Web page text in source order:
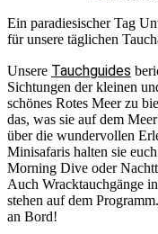
Ein paradiesischer Tag
für unsere täglichen
Unsere Tauchguides
Sichtungen der kleinen
schönes Rotes Meer zu
das, was sie auf dem
über die wundervollen
Minisafaris halten sie
Morning Dive oder
Auch Wracktauchgänge
stehen auf dem
an Bord!